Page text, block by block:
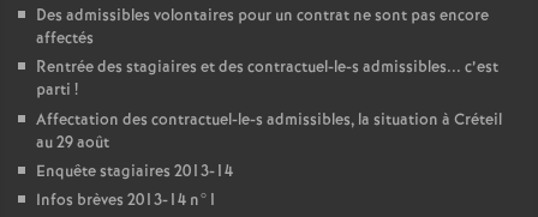
Des admissibles volontaires pour un contrat ne sont pas encore
affectés
Rentrée des stagiaires et des contractuel-le-s admissibles... c’est
parti !
Affectation des contractuel-le-s admissibles, la situation à Créteil
au 29 août
Enquête stagiaires 2013-14
Infos brèves 2013-14 n°1